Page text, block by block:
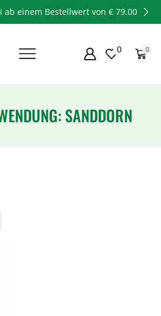
ab einem Bestellwert von € 79.00
0 0
SANDDORN